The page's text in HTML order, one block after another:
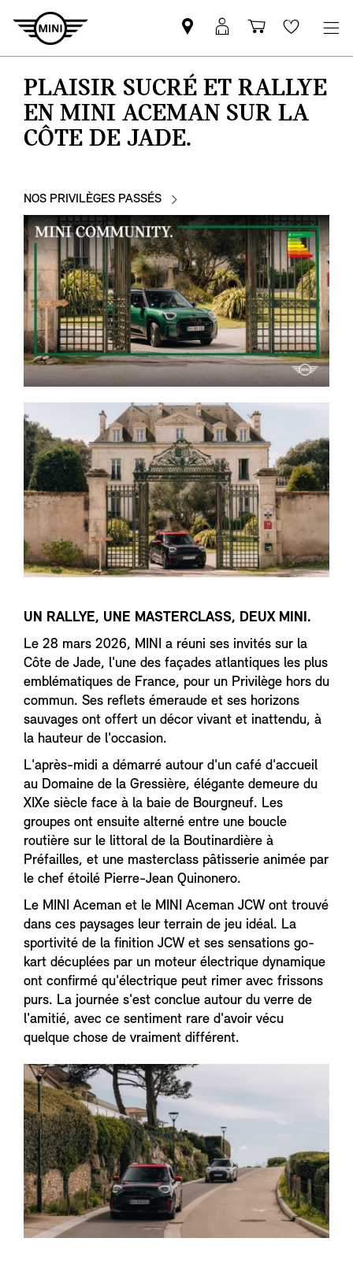
Trouver
un
partenaire
MINI
Connexion
MyMINI
PanierFavoris
PLAISIR SUCRÉ ET RALLYE
EN MINI ACEMAN SUR LA
CÔTE DE JADE.
NOS PRIVILÈGES PASSÉS
UN RALLYE, UNE MASTERCLASS, DEUX MINI.
Le 28 mars 2026, MINI a réuni ses invités sur la
Côte de Jade, l'une des façades atlantiques les plus
emblématiques de France, pour un Privilège hors du
commun. Ses reflets émeraude et ses horizons
sauvages ont offert un décor vivant et inattendu, à
la hauteur de l'occasion.
L'après-midi a démarré autour d'un café d'accueil
au Domaine de la Gressière, élégante demeure du
XIXe siècle face à la baie de Bourgneuf. Les
groupes ont ensuite alterné entre une boucle
routière sur le littoral de la Boutinardière à
Préfailles, et une masterclass pâtisserie animée par
le chef étoilé Pierre-Jean Quinonero.
Le MINI Aceman et le MINI Aceman JCW ont trouvé
dans ces paysages leur terrain de jeu idéal. La
sportivité de la finition JCW et ses sensations go-
kart décuplées par un moteur électrique dynamique
ont confirmé qu'électrique peut rimer avec frissons
purs. La journée s'est conclue autour du verre de
l'amitié, avec ce sentiment rare d'avoir vécu
quelque chose de vraiment différent.